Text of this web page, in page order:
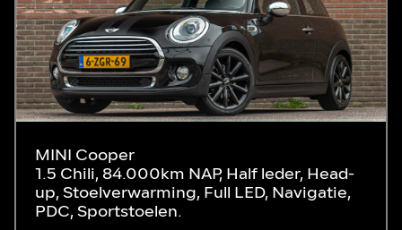
MINI Cooper
1.5 Chili, 84.000km NAP, Half leder, Head-
up, Stoelverwarming, Full LED, Navigatie,
PDC, Sportstoelen.